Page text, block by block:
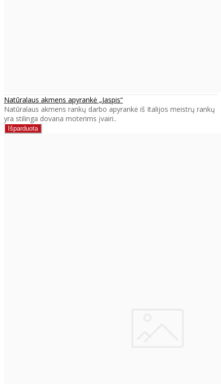
Natūralaus akmens apyrankė „Jaspis“
Natūralaus akmens rankų darbo apyrankė iš Italijos meistrų rankų
yra stilinga dovana moterims įvairi..